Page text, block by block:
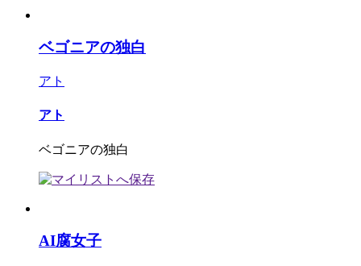
ベゴニアの独白
アト
アト
ベゴニアの独白
AI腐女子